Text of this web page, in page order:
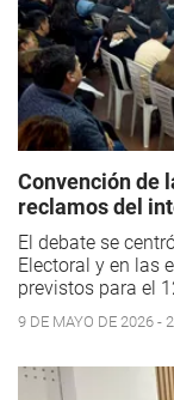
Convención de
reclamos del
El debate se
Electoral y en las
previstos para el
9 DE MAYO DE 2026 -